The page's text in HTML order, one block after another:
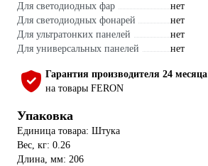
Для светодиодных фар
нет
Для светодиодных фонарей
нет
Для ультратонких панелей
нет
Для универсальных панелей
нет
Гарантия производителя 24 месяца
на товары FERON
Упаковка
Единица товара: Штука
Вес, кг: 0.26
Длина, мм: 206